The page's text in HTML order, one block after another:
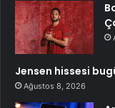
Jensen hissesi
Ağustos 8, 2026